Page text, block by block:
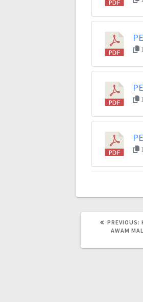
PREVIOUS:
AWAM